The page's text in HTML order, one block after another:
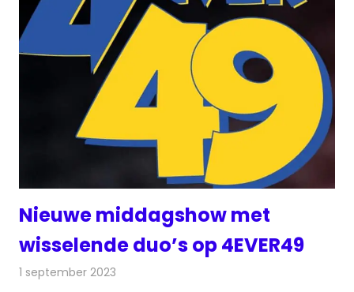
Nieuwe middagshow met
wisselende duo’s op 4EVER49
1 september 2023